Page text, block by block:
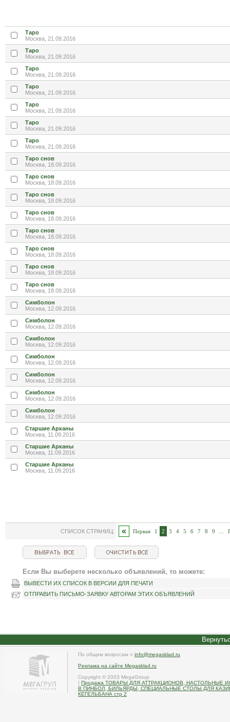
Таро
Москва, 21.09.2016
Таро
Москва, 21.09.2016
Таро
Москва, 21.09.2016
Таро
Москва, 21.09.2016
Таро
Москва, 21.09.2016
Таро
Москва, 21.09.2016
Таро
Москва, 21.09.2016
Таро снов
Москва, 18.09.2016
Таро снов
Москва, 18.09.2016
Таро снов
Москва, 18.09.2016
Таро снов
Москва, 18.09.2016
Таро снов
Москва, 18.09.2016
Таро снов
Москва, 18.09.2016
Таро снов
Москва, 18.09.2016
Таро снов
Москва, 18.09.2016
Симболон
Москва, 12.09.2016
Симболон
Москва, 12.09.2016
Симболон
Москва, 12.09.2016
Симболон
Москва, 12.09.2016
Симболон
Москва, 12.09.2016
Симболон
Москва, 12.09.2016
Симболон
Москва, 12.09.2016
Старшие Арканы
Москва, 11.09.2016
Старшие Арканы
Москва, 11.09.2016
Старшие Арканы
Москва, 11.09.2016
СПИСОК СТРАНИЦ: « Первая 1 2 3 4 5 6 7 8 9
Если Вы выберете несколько объявлений, то можете:
ВЫВЕСТИ ИХ СПИСОК В ВЕРСИИ ДЛЯ ПЕЧАТИ
ОТПРАВИТЬ ПИСЬМО-ЗАЯВКУ АВТОРАМ ЭТИХ ОБЪЯВЛЕНИЙ
По общим вопросам » info@megasklad.ru
Реклама на сайте Megasklad.ru
Copyright © 2003 MegaGroup
| Продажа ТОВАРЫ ДЛЯ АТТРАКЦИОНОВ, НАСТОЛЬНЫЕ
В ПИНБОЛ, БИЛЬЯРДЫ, СПЕЦИАЛЬНЫЕ СТОЛЫ ДЛЯ
КЕГЕЛЬБАНА стр 2